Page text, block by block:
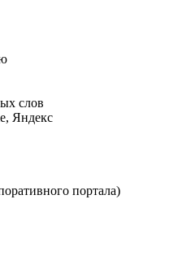
слов
Яндекс
портала)